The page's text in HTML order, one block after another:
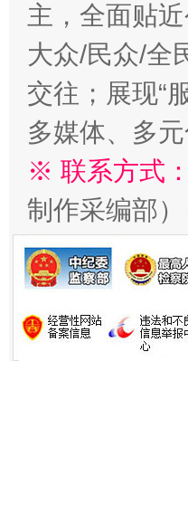
主，全面贴
大众/民众/全
交往；展现“
多媒体、多
※ 联系方式：
制作采编部）